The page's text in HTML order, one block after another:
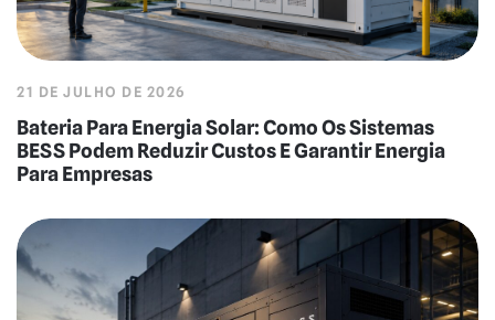
21 DE JULHO DE 2026
Bateria Para Energia Solar: Como Os Sistemas
BESS Podem Reduzir Custos E Garantir Energia
Para Empresas